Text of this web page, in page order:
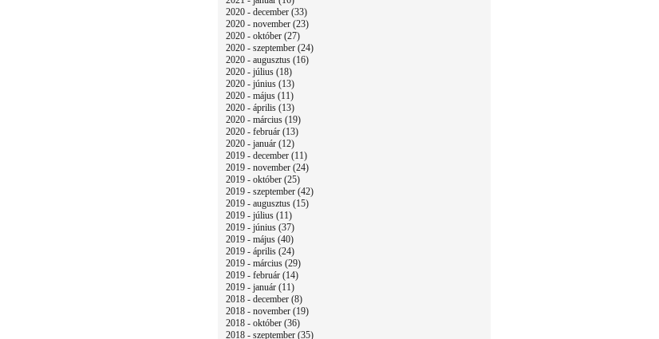
2020 - december (33)
2020 - november (23)
2020 - október (27)
2020 - szeptember (24)
2020 - augusztus (16)
2020 - július (18)
2020 - június (13)
2020 - május (11)
2020 - április (13)
2020 - március (19)
2020 - február (13)
2020 - január (12)
2019 - december (11)
2019 - november (24)
2019 - október (25)
2019 - szeptember (42)
2019 - augusztus (15)
2019 - július (11)
2019 - június (37)
2019 - május (40)
2019 - április (24)
2019 - március (29)
2019 - február (14)
2019 - január (11)
2018 - december (8)
2018 - november (19)
2018 - október (36)
2018 - szeptember (35)